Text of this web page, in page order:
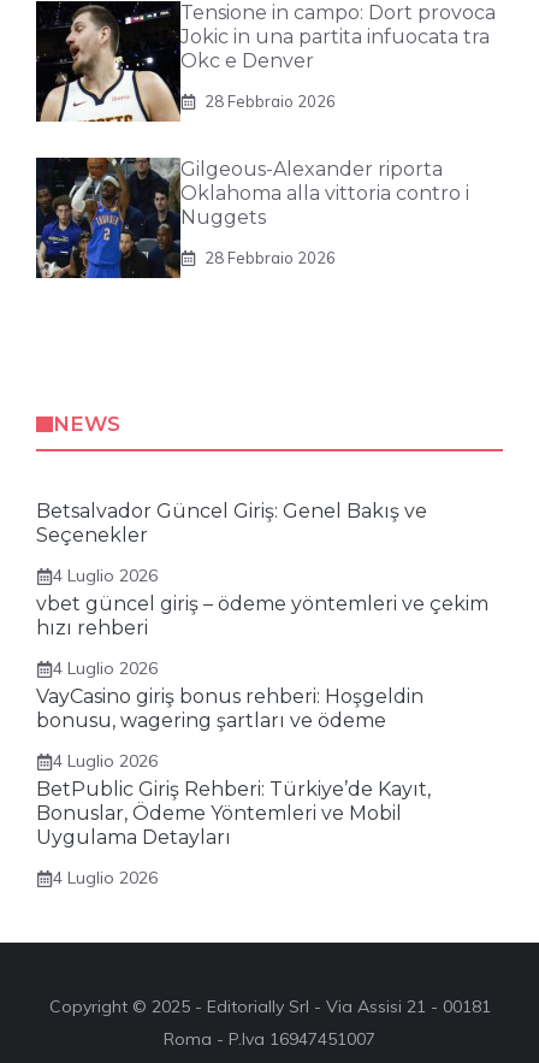
Tensione in campo: Dort provoca
Jokic in una partita infuocata tra
Okc e Denver
28 Febbraio 2026
Gilgeous-Alexander riporta
Oklahoma alla vittoria contro i
Nuggets
28 Febbraio 2026
NEWS
Betsalvador Güncel Giriş: Genel Bakış ve
Seçenekler
4 Luglio 2026
vbet güncel giriş – ödeme yöntemleri ve çekim
hızı rehberi
4 Luglio 2026
VayCasino giriş bonus rehberi: Hoşgeldin
bonusu, wagering şartları ve ödeme
4 Luglio 2026
BetPublic Giriş Rehberi: Türkiye’de Kayıt,
Bonuslar, Ödeme Yöntemleri ve Mobil
Uygulama Detayları
4 Luglio 2026
Copyright © 2025 - Editorially Srl - Via Assisi 21 - 00181
Roma - P.Iva 16947451007